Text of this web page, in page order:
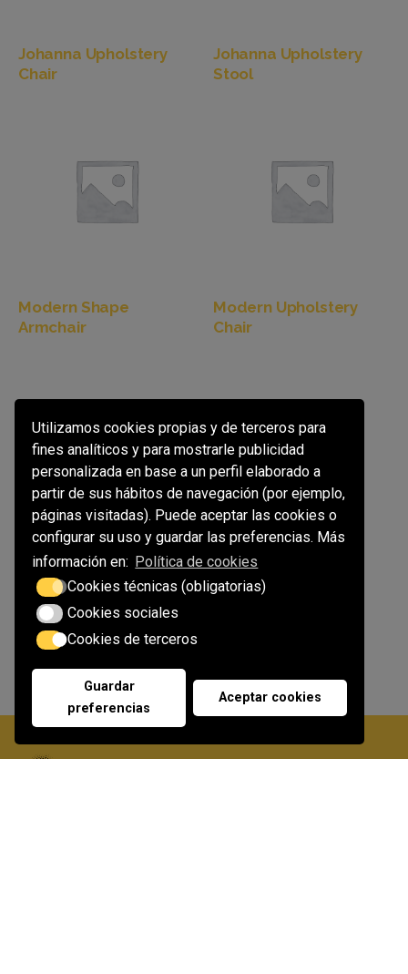
Johanna Upholstery
Chair
Johanna Upholstery
Stool
Modern Shape
Armchair
Modern Upholstery
Chair
Modern Upholstery
Stool
Penultima Armchair
Utilizamos cookies propias y de terceros para
fines analíticos y para mostrarle publicidad
personalizada en base a un perfil elaborado a
partir de sus hábitos de navegación (por ejemplo,
páginas visitadas). Puede aceptar las cookies o
configurar su uso y guardar las preferencias. Más
información en: Política de cookies
Cookies técnicas (obligatorias)
Cookies sociales
Cookies de terceros
Guardar
preferencias
Aceptar cookies